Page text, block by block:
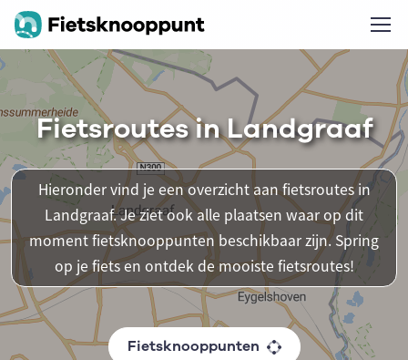
Fietsroutes in Landgraaf
Hieronder vind je een overzicht aan fietsroutes in
Landgraaf. Je ziet ook alle plaatsen waar op dit
moment fietsknooppunten beschikbaar zijn. Spring
op je fiets en ontdek de mooiste fietsroutes!
Fietsknooppunten